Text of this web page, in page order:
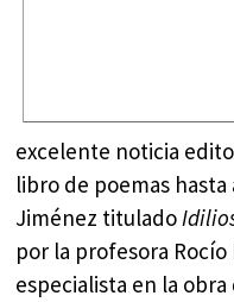
excelente noticia
libro de poemas
Jiménez titulado
por la profesora
especialista en la